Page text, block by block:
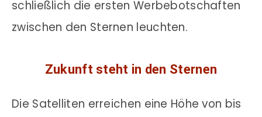
schließlich die ersten Werbebotschaften
zwischen den Sternen leuchten.
Zukunft steht in den Sternen
Die Satelliten erreichen eine Höhe von bis